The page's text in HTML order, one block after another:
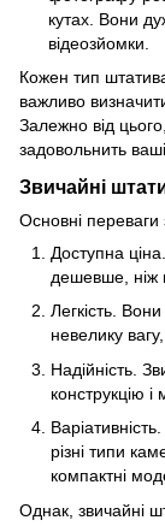
кутах. Вони
відеозйомки.
Кожен тип
важливо
Залежно від
задовольнить
Звичайні
Основні переваги
Доступна
дешевше, ніж
Легкість.
невелику
Надійність.
конструкцію
різні типи
компактні
Однак, звичайні